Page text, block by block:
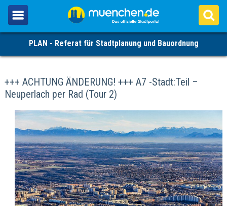
PLAN - Referat für Stadtplanung und Bauordnung
+++ ACHTUNG ÄNDERUNG! +++ A7 -Stadt:Teil –
Neuperlach per Rad (Tour 2)